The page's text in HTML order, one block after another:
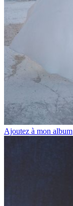
Ajoutez à mon album